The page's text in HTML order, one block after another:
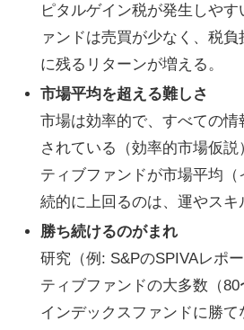
ピタルゲイン税が発生しや
ァンドは売買が少なく、税
に残るリターンが増える。
市場平均を超える難しさ
市場は効率的で、すべての
されている（効率的市場仮説
ティブファンドが市場平均
続的に上回るのは、運やスキ
勝ち続けるのがまれ
研究（例: S&PのSPIVAレポ
ティブファンドの大多数（
インデックスファンドに勝て